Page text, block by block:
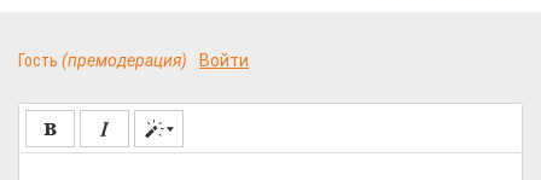
Гость (премодерация) Войти